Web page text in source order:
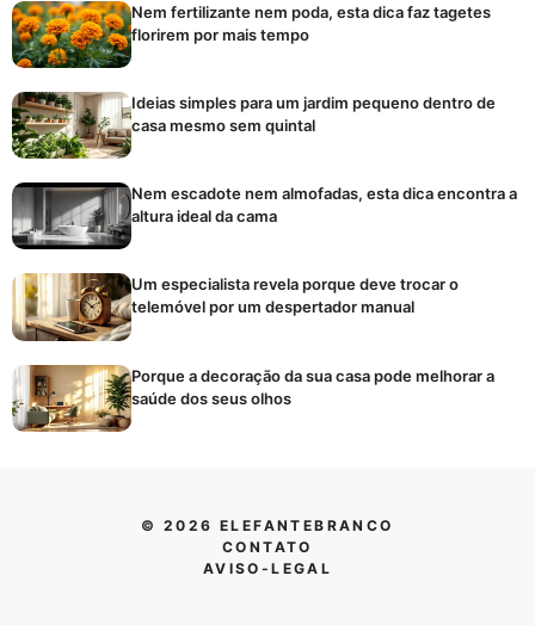
Nem fertilizante nem poda, esta dica faz tagetes
florirem por mais tempo
Ideias simples para um jardim pequeno dentro de
casa mesmo sem quintal
Nem escadote nem almofadas, esta dica encontra a
altura ideal da cama
Um especialista revela porque deve trocar o
telemóvel por um despertador manual
Porque a decoração da sua casa pode melhorar a
saúde dos seus olhos
© 2026 ELEFANTEBRANCO
CONTATO
AVISO-LEGAL